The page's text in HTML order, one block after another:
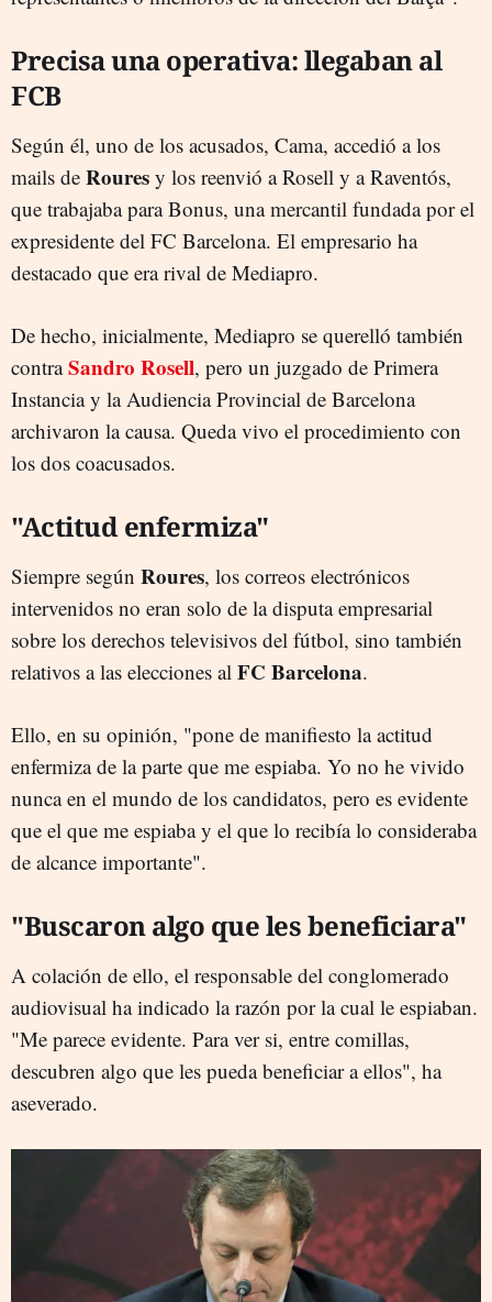
Precisa una operativa: llegaban al
FCB
Según él, uno de los acusados, Cama, accedió a los
mails de Roures y los reenvió a Rosell y a Raventós,
que trabajaba para Bonus, una mercantil fundada por el
expresidente del FC Barcelona. El empresario ha
destacado que era rival de Mediapro.
De hecho, inicialmente, Mediapro se querelló también
contraSandro Rosell, pero un juzgado de Primera
Instancia y la Audiencia Provincial de Barcelona
archivaron la causa. Queda vivo el procedimiento con
los dos coacusados.
"Actitud enfermiza"
Siempre según Roures, los correos electrónicos
intervenidos no eran solo de la disputa empresarial
sobre los derechos televisivos del fútbol, sino también
relativos a las elecciones al FC Barcelona.
Ello, en su opinión, "pone de manifiesto la actitud
enfermiza de la parte que me espiaba. Yo no he vivido
nunca en el mundo de los candidatos, pero es evidente
que el que me espiaba y el que lo recibía lo consideraba
de alcance importante".
"Buscaron algo que les beneficiara"
A colación de ello, el responsable del conglomerado
audiovisual ha indicado la razón por la cual le espiaban.
"Me parece evidente. Para ver si, entre comillas,
descubren algo que les pueda beneficiar a ellos", ha
aseverado.